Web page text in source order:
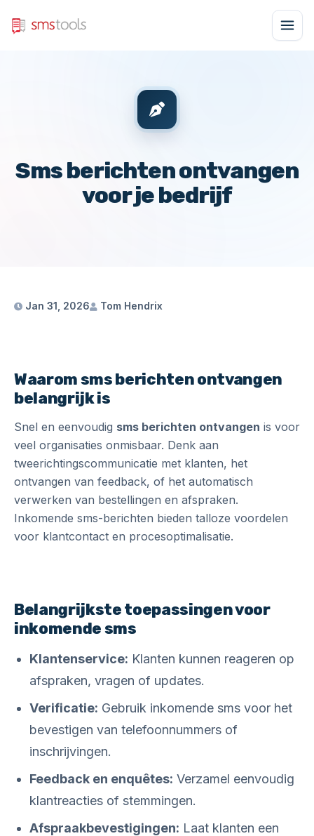
Sms berichten ontvangen
voor je bedrijf
Jan 31, 2026 Tom Hendrix
Waarom sms berichten ontvangen
belangrijk is
Snel en eenvoudig sms berichten ontvangen is voor
veel organisaties onmisbaar. Denk aan
tweerichtingscommunicatie met klanten, het
ontvangen van feedback, of het automatisch
verwerken van bestellingen en afspraken.
Inkomende sms-berichten bieden talloze voordelen
voor klantcontact en procesoptimalisatie.
Belangrijkste toepassingen voor
inkomende sms
Klantenservice: Klanten kunnen reageren op
afspraken, vragen of updates.
Verificatie: Gebruik inkomende sms voor het
bevestigen van telefoonnummers of
inschrijvingen.
Feedback en enquêtes: Verzamel eenvoudig
klantreacties of stemmingen.
Afspraakbevestigingen: Laat klanten een